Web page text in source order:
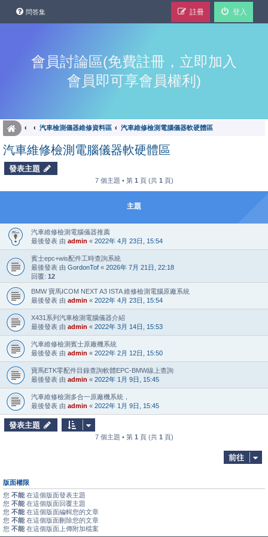
問答集 登入
註冊
會員討論區(免費註冊，立即加入
會員即可享會員權利)
汽車檢測儀器維修資料區 汽車維修檢測電腦儀器軟硬體區
汽車維修檢測電腦儀器軟硬體區
發表主題
7 個主題 • 第 1 頁 (共 1 頁)
主題
汽車維修檢測電腦儀器推薦
最後發表 由 admin « 2022年 4月 23日, 15:54
賓士epc+wis配件工時查詢系統
最後發表 由 GordonTof « 2026年 7月 21日, 22:18
回覆: 12
BMW 寶馬ICOM NEXT A3 ISTA 維修檢測電腦原廠系統
最後發表 由 admin « 2022年 4月 23日, 15:54
X431系列汽車檢測電腦儀器介紹
最後發表 由 admin « 2022年 3月 14日, 15:53
汽車維修檢測賓士原廠機系統
最後發表 由 admin « 2022年 2月 12日, 15:50
寶馬ETK零配件目錄查詢軟體EPC-BMW線上查詢
最後發表 由 admin « 2022年 1月 9日, 15:45
汽車維修檢測多合一原廠機系統，
最後發表 由 admin « 2022年 1月 9日, 15:45
發表主題
7 個主題 • 第 1 頁 (共 1 頁)
前往
版面權限
您 不能 在這個版面發表主題
您 不能 在這個版面回覆主題
您 不能 在這個版面編輯您的文章
您 不能 在這個版面刪除您的文章
您 不能 在這個版面上傳附加檔案